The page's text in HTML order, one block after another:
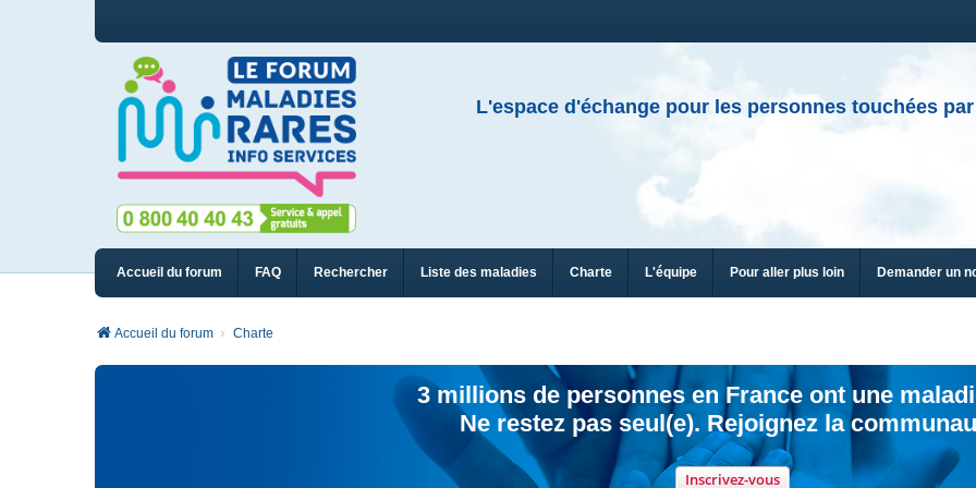
L'espace d'échange pour les personnes touchées
Accueil du forum FAQ Rechercher Liste des maladies Charte L'équipe Pour aller plus loin Demander un
Accueil du forum Charte
3 millions de personnes en France ont une
Ne restez pas seul(e). Rejoignez la
Inscrivez-vous